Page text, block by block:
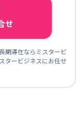
せ
期滞在ならミスタービ
タービジネスにお任せ